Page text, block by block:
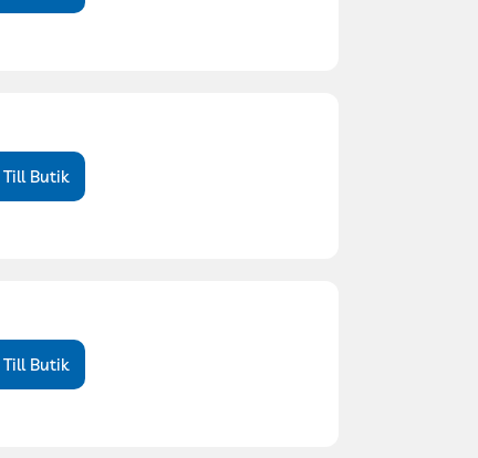
Till Butik
Till Butik